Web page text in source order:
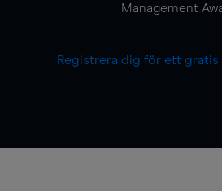
Management
Registrera dig för ett